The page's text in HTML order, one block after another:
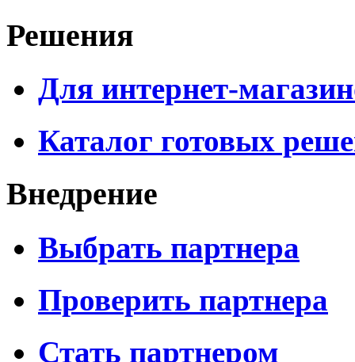
Решения
Для интернет-
Каталог готовых
Внедрение
Выбрать партнера
Проверить партнера
Стать партнером